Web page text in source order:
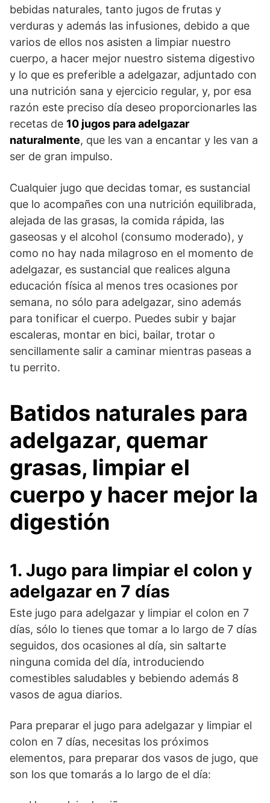
bebidas naturales, tanto jugos de frutas y
verduras y además las infusiones, debido a que
varios de ellos nos asisten a limpiar nuestro
cuerpo, a hacer mejor nuestro sistema digestivo
y lo que es preferible a adelgazar, adjuntado con
una nutrición sana y ejercicio regular, y, por esa
razón este preciso día deseo proporcionarles las
recetas de 10 jugos para adelgazar
naturalmente, que les van a encantar y les van a
ser de gran impulso.
Cualquier jugo que decidas tomar, es sustancial
que lo acompañes con una nutrición equilibrada,
alejada de las grasas, la comida rápida, las
gaseosas y el alcohol (consumo moderado), y
como no hay nada milagroso en el momento de
adelgazar, es sustancial que realices alguna
educación física al menos tres ocasiones por
semana, no sólo para adelgazar, sino además
para tonificar el cuerpo. Puedes subir y bajar
escaleras, montar en bici, bailar, trotar o
sencillamente salir a caminar mientras paseas a
tu perrito.
Batidos naturales para
adelgazar, quemar
grasas, limpiar el
cuerpo y hacer mejor la
digestión
1. Jugo para limpiar el colon y
adelgazar en 7 días
Este jugo para adelgazar y limpiar el colon en 7
días, sólo lo tienes que tomar a lo largo de 7 días
seguidos, dos ocasiones al día, sin saltarte
ninguna comida del día, introduciendo
comestibles saludables y bebiendo además 8
vasos de agua diarios.
Para preparar el jugo para adelgazar y limpiar el
colon en 7 días, necesitas los próximos
elementos, para preparar dos vasos de jugo, que
son los que tomarás a lo largo de el día: